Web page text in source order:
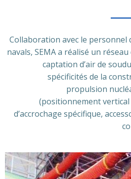
Collaboration avec le personnel
navals, SEMA a réalisé un
captation d’air de
spécificités de la
propulsion
(positionnement
d’accrochage spécifique,